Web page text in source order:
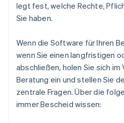
legt fest, welche Rechte,
Sie haben.
Wenn die Software für Ihren
wenn Sie einen langfristigen
abschließen, holen Sie sich
Beratung ein und stellen Sie
zentrale Fragen. Über die
immer Bescheid wissen: